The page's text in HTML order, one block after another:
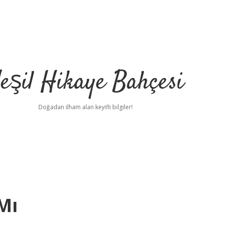
Hikaye Bahçesi
Doğadan ilham alan keyifli bilgiler!